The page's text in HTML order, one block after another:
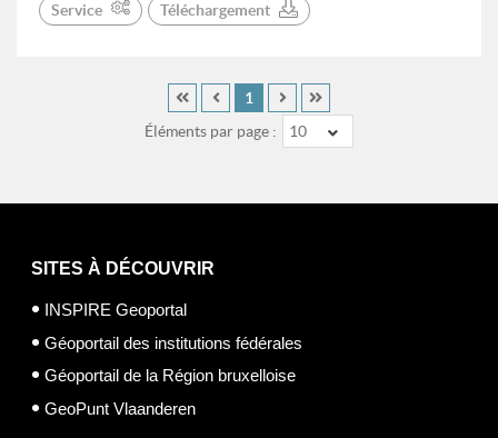
Service Téléchargement
Éléments par page : 10
1
SITES À DÉCOUVRIR
INSPIRE Geoportal
Géoportail des institutions fédérales
Géoportail de la Région bruxelloise
GeoPunt Vlaanderen